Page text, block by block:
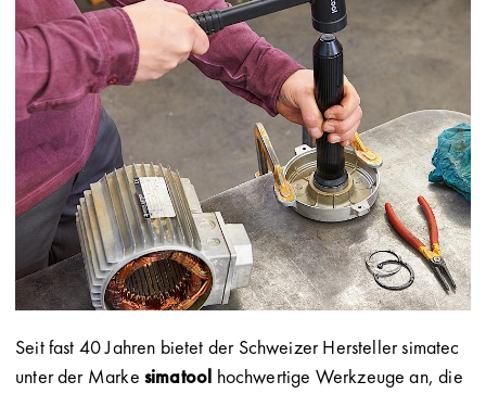
Seit fast 40 Jahren bietet der Schweizer Hersteller simatec
unter der Marke simatool hochwertige Werkzeuge an, die